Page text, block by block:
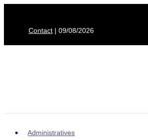
Contact | 09/08/2026
Administratives